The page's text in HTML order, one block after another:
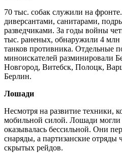
70 тыс. собак служили на
диверсантами, санитарами,
разведчиками. За годы войны
тыс. раненых, обнаружили 4
танков противника. Отдельные
миноискателей разминировали
Новгород, Витебск, Полоцк,
Берлин.
Лошади
Несмотря на развитие техники,
мобильной силой. Лошади могли
оказывалась бессильной. Они
снаряды, а партизанские отряды
скрытых рейдов.